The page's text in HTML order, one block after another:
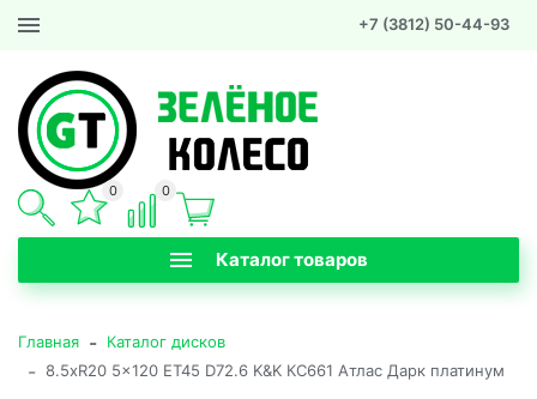
+7 (3812) 50-44-93
Каталог товаров
0 0
Главная - Каталог дисков
- 8.5xR20 5x120 ET45 D72.6 K&K КС661 Атлас Дарк платинум